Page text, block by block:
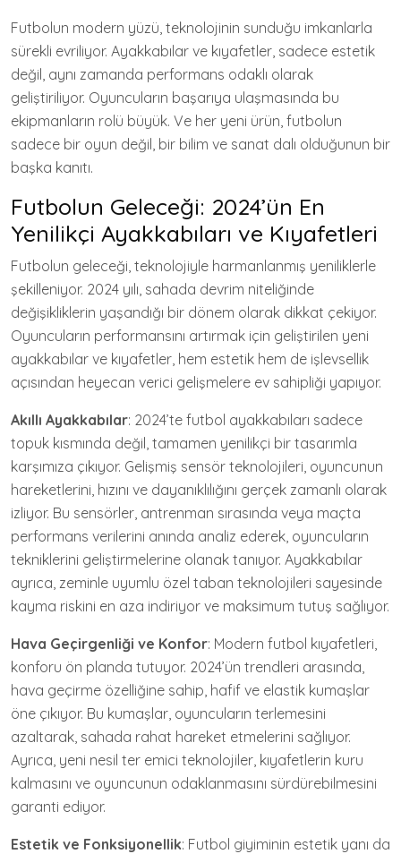
Futbolun modern yüzü, teknolojinin sunduğu imkanlarla
sürekli evriliyor. Ayakkabılar ve kıyafetler, sadece estetik
değil, aynı zamanda performans odaklı olarak
geliştiriliyor. Oyuncuların başarıya ulaşmasında bu
ekipmanların rolü büyük. Ve her yeni ürün, futbolun
sadece bir oyun değil, bir bilim ve sanat dalı olduğunun bir
başka kanıtı.
Futbolun Geleceği: 2024’ün En
Yenilikçi Ayakkabıları ve Kıyafetleri
Futbolun geleceği, teknolojiyle harmanlanmış yeniliklerle
şekilleniyor. 2024 yılı, sahada devrim niteliğinde
değişikliklerin yaşandığı bir dönem olarak dikkat çekiyor.
Oyuncuların performansını artırmak için geliştirilen yeni
ayakkabılar ve kıyafetler, hem estetik hem de işlevsellik
açısından heyecan verici gelişmelere ev sahipliği yapıyor.
Akıllı Ayakkabılar: 2024’te futbol ayakkabıları sadece
topuk kısmında değil, tamamen yenilikçi bir tasarımla
karşımıza çıkıyor. Gelişmiş sensör teknolojileri, oyuncunun
hareketlerini, hızını ve dayanıklılığını gerçek zamanlı olarak
izliyor. Bu sensörler, antrenman sırasında veya maçta
performans verilerini anında analiz ederek, oyuncuların
tekniklerini geliştirmelerine olanak tanıyor. Ayakkabılar
ayrıca, zeminle uyumlu özel taban teknolojileri sayesinde
kayma riskini en aza indiriyor ve maksimum tutuş sağlıyor.
Hava Geçirgenliği ve Konfor: Modern futbol kıyafetleri,
konforu ön planda tutuyor. 2024’ün trendleri arasında,
hava geçirme özelliğine sahip, hafif ve elastik kumaşlar
öne çıkıyor. Bu kumaşlar, oyuncuların terlemesini
azaltarak, sahada rahat hareket etmelerini sağlıyor.
Ayrıca, yeni nesil ter emici teknolojiler, kıyafetlerin kuru
kalmasını ve oyuncunun odaklanmasını sürdürebilmesini
garanti ediyor.
Estetik ve Fonksiyonellik: Futbol giyiminin estetik yanı da